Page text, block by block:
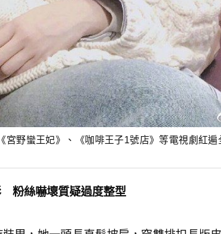
宮野蠻王妃》、《咖啡王子1號店》等電視劇紅
粉絲嚇壞質疑過度整型